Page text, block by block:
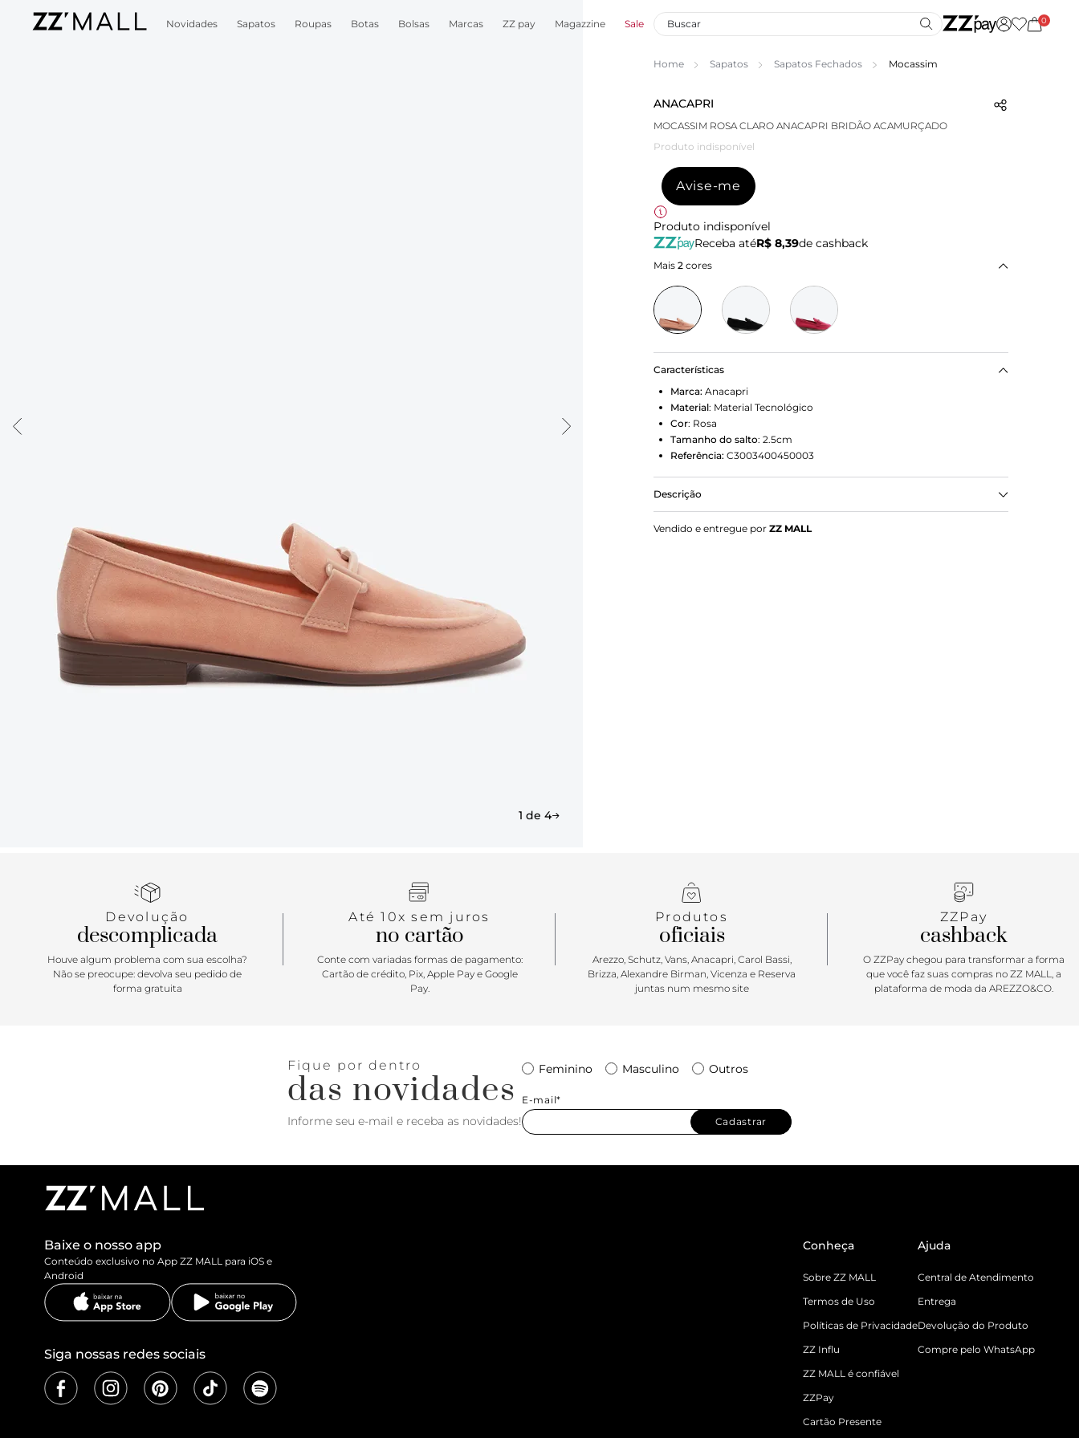
Novidades Sapatos Roupas Botas Bolsas Marcas ZZ pay Magazzine Sale 0
1 de 4
Home Sapatos Sapatos Fechados Mocassim
ANACAPRI
MOCASSIM ROSA CLARO ANACAPRI BRIDÃO ACAMURÇADO
Produto indisponível
Avise-me
Produto indisponível
Receba atéR$ 8,39de cashback
Mais 2 cores
Características
Marca: Anacapri
Material: Material Tecnológico
Cor: Rosa
Tamanho do salto: 2.5cm
Referência: C3003400450003
Descrição
Mocassim Rosa Claro Bridão Acamurçado
Vendido e entregue por ZZ MALL
Devolução
descomplicada
Houve algum problema com sua escolha?
Não se preocupe: devolva seu pedido de
forma gratuita
Até 10x sem juros
no cartão
Conte com variadas formas de pagamento:
Cartão de crédito, Pix, Apple Pay e Google
Pay.
Produtos
oficiais
Arezzo, Schutz, Vans, Anacapri, Carol Bassi,
Brizza, Alexandre Birman, Vicenza e Reserva
juntas num mesmo site
ZZPay
cashback
O ZZPay chegou para transformar a forma
que você faz suas compras no ZZ MALL, a
plataforma de moda da AREZZO&CO.
Fique por dentro
das novidades
Informe seu e-mail e receba as novidades!
Feminino Masculino Outros
E-mail*
Cadastrar
Baixe o nosso app
Conteúdo exclusivo no App ZZ MALL para iOS e
Android
Siga nossas redes sociais
Conheça
Sobre ZZ MALL
Termos de Uso
Políticas de Privacidade
ZZ Influ
ZZ MALL é confiável
ZZPay
Cartão Presente
Ajuda
Central de Atendimento
Entrega
Devolução do Produto
Compre pelo WhatsApp